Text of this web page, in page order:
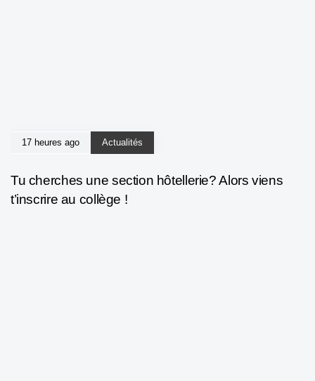
17 heures ago Actualités
Tu cherches une section hôtellerie? Alors viens
t’inscrire au collège !